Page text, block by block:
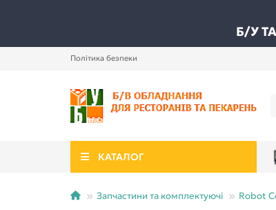
Б/У
Політика безпеки
КАТАЛОГ
Запчастини та комплектуючі Robot